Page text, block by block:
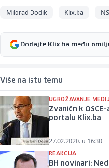
Milorad Dodik Klix.ba
Dodajte Klix.ba među
Više na istu temu
UGROŽAVANJE
Zvaničnik
portalu Klix.ba
27.02.2020. u 16:30
REAKCIJA
BH novinari: